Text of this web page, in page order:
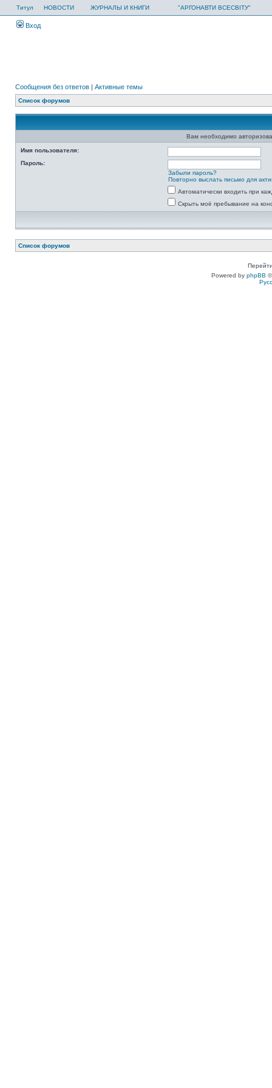
Титул НОВОСТИ ЖУРНАЛЫ И КНИГИ "АРГОНАВТИ ВСЕСВІТУ"
Вход
Сообщения без ответов | Активные темы
Список форумов
Вам необходимо
Имя пользователя:
Пароль:
Забыли пароль?
Повторно выслать письмо для
Автоматически входить при
Скрыть моё пребывание на
Список форумов
Powered by phpBB